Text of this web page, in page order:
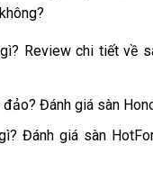
Review chi tiết về
đảo? Đánh giá sàn
Đánh giá sàn